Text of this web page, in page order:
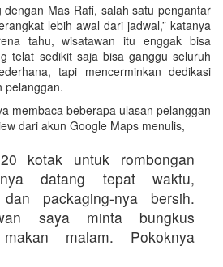
Mas Rafi, salah satu pengantar
lebih awal dari jadwal,” katanya
tahu, wisatawan itu enggak bisa
telat sedikit saja bisa ganggu seluruh
tapi mencerminkan dedikasi
pelanggan.
membaca beberapa ulasan pelanggan
dari akun Google Maps menulis,
kotak untuk rombongan
datang tepat waktu,
packaging-nya bersih.
saya minta bungkus
malam. Pokoknya